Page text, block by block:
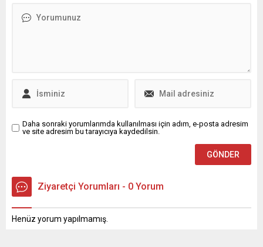
son yeteneklerin sergilendiği
niteliğinde. Fuar...
Daha sonraki yorumlarımda kullanılması için adım, e-posta adresim
ve site adresim bu tarayıcıya kaydedilsin.
Ziyaretçi Yorumları - 0 Yorum
Henüz yorum yapılmamış.